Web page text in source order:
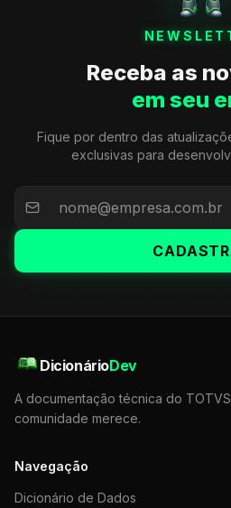
Receba as
em seu
Fique por dentro das
exclusivas para
DicionárioDev
A documentação técnica do
comunidade merece.
Navegação
Dicionário de Dados